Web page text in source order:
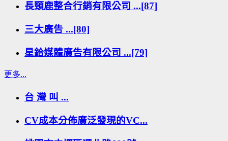
長頸鹿整合行銷有限公司 ...[87]
三大廣告 ...[80]
星鉿媒體廣告有限公司 ...[79]
更多...
台 灣 叫 ...
CV成本分佈廣泛發現的VC...